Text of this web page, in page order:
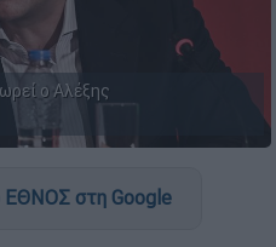
ο Αλέξης
ΕΘΝΟΣ στη Google